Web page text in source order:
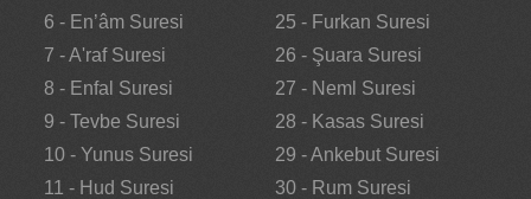
6 - En’âm Suresi
7 - A'raf Suresi
8 - Enfal Suresi
9 - Tevbe Suresi
10 - Yunus Suresi
11 - Hud Suresi
25 - Furkan Suresi
26 - Şuara Suresi
27 - Neml Suresi
28 - Kasas Suresi
29 - Ankebut Suresi
30 - Rum Suresi